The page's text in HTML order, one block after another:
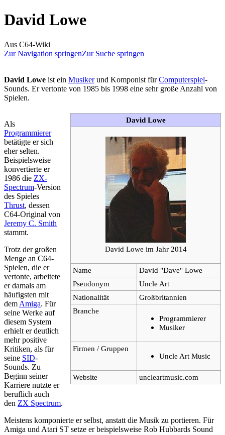
David Lowe
Aus C64-Wiki
Zur Navigation springenZur Suche springen
David Lowe ist ein Musikerund Komponist fürComputerspiel-
Sounds. Er vertonte von 1985 bis 1998 eine sehr große Anzahl von
Spielen.
David Lowe
David Lowe im Jahr 2014
Name
David "Dave" Lowe
Pseudonym
Uncle Art
Nationalität
Großbritannien
Branche
Programmierer
Musiker
Firmen / Gruppen
Uncle Art Music
Website uncleartmusic.com
Als
Programmierer
betätigte er sich
eher selten.
Beispielsweise
konvertierte er
1986 die ZX-
Spectrum-Version
des Spieles
Thrust, dessen
C64-Original von
Jeremy C. Smith
stammt.
Trotz der großen
Menge an C64-
Spielen, die er
vertonte, arbeitete
er damals am
häufigsten mit
dem Amiga. Für
seine Werke auf
diesem System
erhielt er deutlich
mehr positive
Kritiken, als für
seine SID-
Sounds. Zu
Beginn seiner
Karriere nutzte er
beruflich auch
den ZX Spectrum.
Meistens komponierte er selbst, anstatt die Musik zu portieren. Für
Amiga und Atari ST setze er beispielsweise Rob Hubbards Sound